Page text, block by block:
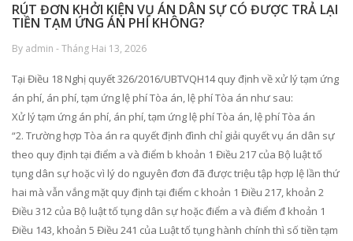
RÚT ĐƠN KHỞI KIỆN VỤ ÁN DÂN SỰ CÓ ĐƯỢC TRẢ LẠI
TIỀN TẠM ỨNG ÁN PHÍ KHÔNG?
By admin - Tháng Hai 13, 2026
Tại Điều 18 Nghị quyết 326/2016/UBTVQH14 quy định về xử lý tạm ứng
án phí, án phí, tạm ứng lệ phí Tòa án, lệ phí Tòa án như sau:
Xử lý tạm ứng án phí, án phí, tạm ứng lệ phí Tòa án, lệ phí Tòa án
“2. Trường hợp Tòa án ra quyết định đình chỉ giải quyết vụ án dân sự
theo quy định tại điểm a và điểm b khoản 1 Điều 217 của Bộ luật tố
tụng dân sự hoặc vì lý do nguyên đơn đã được triệu tập hợp lệ lần thứ
hai mà vẫn vắng mặt quy định tại điểm c khoản 1 Điều 217, khoản 2
Điều 312 của Bộ luật tố tụng dân sự hoặc điểm a và điểm đ khoản 1
Điều 143, khoản 5 Điều 241 của Luật tố tụng hành chính thì số tiền tạm